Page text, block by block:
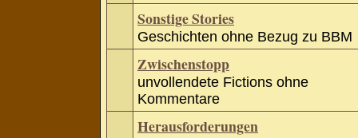
Sonstige Stories
Geschichten ohne Bezug zu BBM
Zwischenstopp
unvollendete Fictions ohne
Kommentare
Herausforderungen